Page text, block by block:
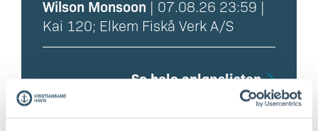
Wilson Monsoon | 07.08.26 23:59 |
Kai 120; Elkem Fiskå Verk A/S
Se hele anløpslisten